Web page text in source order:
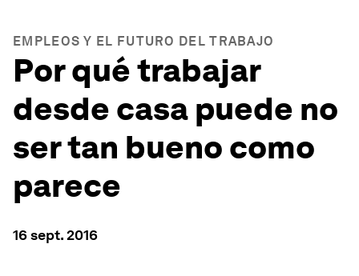
EMPLEOS Y EL FUTURO DEL TRABAJO
Por qué trabajar
desde casa puede no
ser tan bueno como
parece
16 sept. 2016